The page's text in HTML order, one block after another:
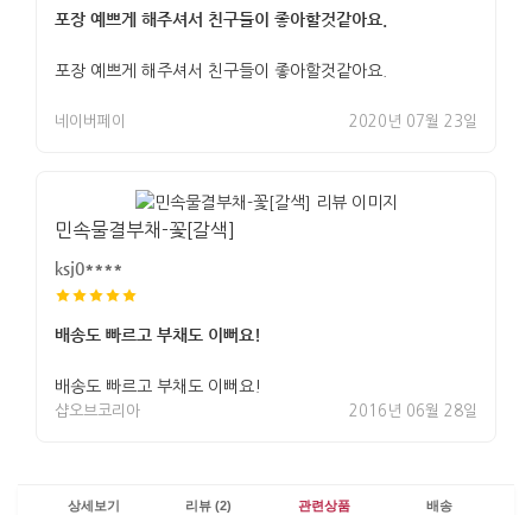
포장 예쁘게 해주셔서 친구들이 좋아할것같아요.
포장 예쁘게 해주셔서 친구들이 좋아할것같아요.
네이버페이 2020년 07월 23일
민속물결부채-꽃[갈색]
ksj0****
배송도 빠르고 부채도 이뻐요!
배송도 빠르고 부채도 이뻐요!
샵오브코리아 2016년 06월 28일
상세보기 리뷰 (2) 관련상품 배송